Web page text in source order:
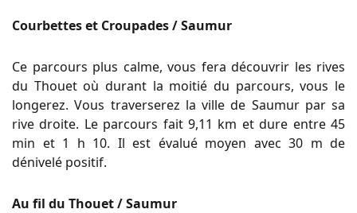
Courbettes et Croupades / Saumur
Ce parcours plus calme, vous fera découvrir les rives
du Thouetoù durant la moitié du parcours, vous le
longerez. Vous traverserez la ville de Saumur par sa
rive droite. Le parcours fait 9,11 km et dure entre 45
min et 1 h 10. Il est évalué moyen avec 30 m de
dénivelé positif.
Au fil du Thouet / Saumur